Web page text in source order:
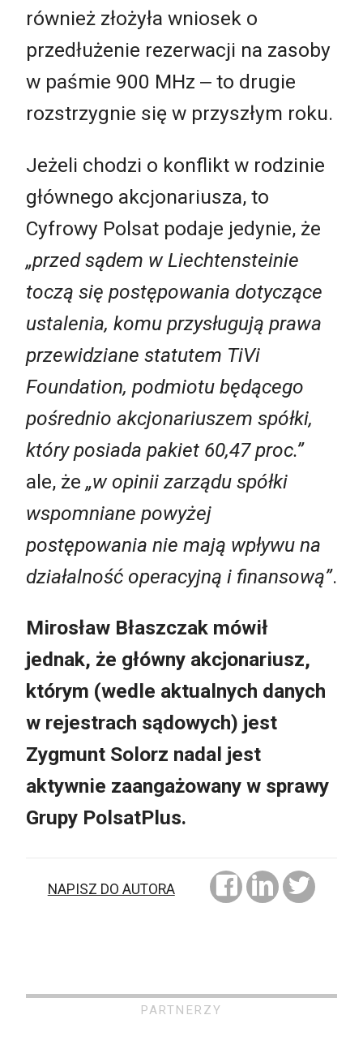
również złożyła wniosek o
przedłużenie rezerwacji na zasoby
w paśmie 900 MHz ‒ to drugie
rozstrzygnie się w przyszłym roku.
Jeżeli chodzi o konflikt w rodzinie
głównego akcjonariusza, to
Cyfrowy Polsat podaje jedynie, że
„przed sądem w Liechtensteinie
toczą się postępowania dotyczące
ustalenia, komu przysługują prawa
przewidziane statutem TiVi
Foundation, podmiotu będącego
pośrednio akcjonariuszem spółki,
który posiada pakiet 60,47 proc.”
ale, że „w opinii zarządu spółki
wspomniane powyżej
postępowania nie mają wpływu na
działalność operacyjną i finansową”.
Mirosław Błaszczak mówił
jednak, że główny akcjonariusz,
którym (wedle aktualnych danych
w rejestrach sądowych) jest
Zygmunt Solorz nadal jest
aktywnie zaangażowany w sprawy
Grupy PolsatPlus.
NAPISZ DO AUTORA
PARTNERZY